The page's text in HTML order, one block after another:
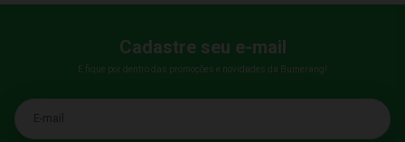
Cadastre seu e-mail
E fique por dentro das promoções e novidades da Bumerang!
E-mail